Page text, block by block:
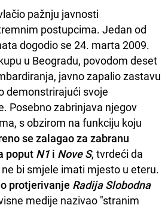
pažnju javnosti
postupcima. Jedan od
dogodio se 24. marta 2009.
u Beogradu, povodom deset
javno zapalio zastavu
demonstrirajući svoje
Posebno zabrinjava njegov
s obzirom na funkciju koju
se zalagao za zabranu
poput N1 i Nove S, tvrdeći da
bi smjele imati mjesto u eteru.
protjerivanje Radija Slobodna
medije nazivao "stranim